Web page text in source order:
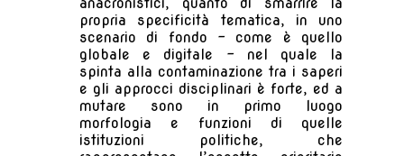
propria specificità tematica, in uno
scenario di fondo - come è quello
globale e digitale - nel quale la
spinta alla contaminazione tra i saperi
e gli approcci disciplinari è forte, ed a
mutare sono in primo luogo
morfologia e funzioni di quelle
istituzioni politiche, che